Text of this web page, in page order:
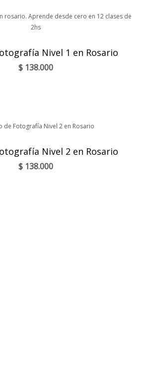
Nivel 1 en Rosario
$ 138.000
Nivel 2 en Rosario
$ 138.000